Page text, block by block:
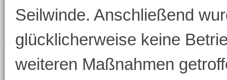
Seilwinde. Anschließend
glücklicherweise keine
weiteren Maßnahmen